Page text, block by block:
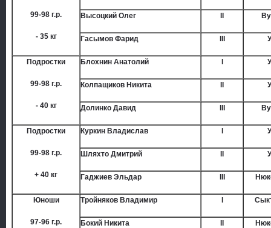
99-98 г.р.
- 35 кг
Высоцкий Олег
Гасымов Фарид
Подростки
99-98 г.р.
- 40 кг
Блохнин Анатолий
Колпащиков Никита
Долинко Давид
Подростки
99-98 г.р.
+ 40 кг
Куркин Владислав
Шляхто Дмитрий
Гаджиев Эльдар
Юноши
97-96 г.р.
Тройняков Владимир
Бокий Никита